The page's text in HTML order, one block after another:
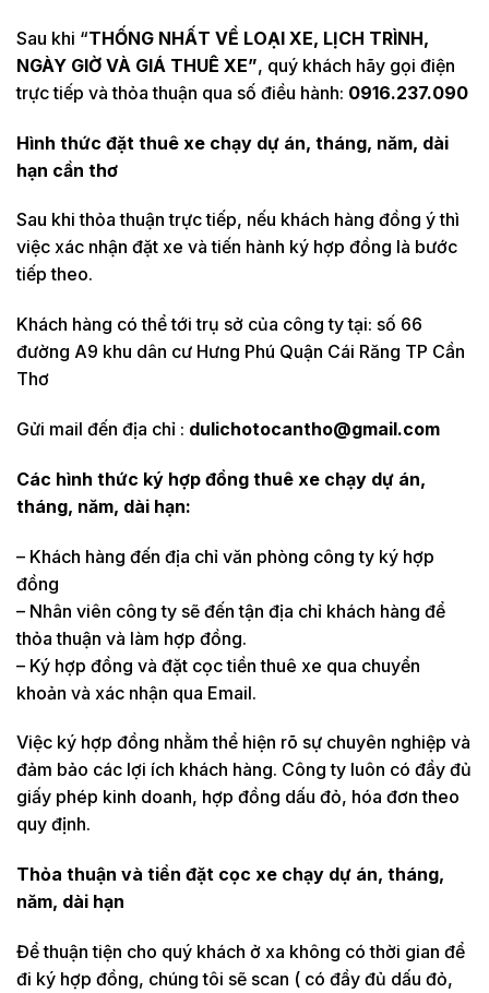
Sau khi “THỐNG NHẤT VỀ LOẠI XE, LỊCH TRÌNH,
NGÀY GIỜ VÀ GIÁ THUÊ XE”, quý khách hãy gọi điện
trực tiếp và thỏa thuận qua số điều hành: 0916.237.090
Hình thức đặt thuê xe chạy dự án, tháng, năm, dài
hạn cần thơ
Sau khi thỏa thuận trực tiếp, nếu khách hàng đồng ý thì
việc xác nhận đặt xe và tiến hành ký hợp đồng là bước
tiếp theo.
Khách hàng có thể tới trụ sở của công ty tại: số 66
đường A9 khu dân cư Hưng Phú Quận Cái Răng TP Cần
Thơ
Gửi mail đến địa chỉ : dulichotocantho@gmail.com
Các hình thức ký hợp đồng thuê xe chạy dự án,
tháng, năm, dài hạn:
– Khách hàng đến địa chỉ văn phòng công ty ký hợp
đồng
– Nhân viên công ty sẽ đến tận địa chỉ khách hàng để
thỏa thuận và làm hợp đồng.
– Ký hợp đồng và đặt cọc tiền thuê xe qua chuyển
khoản và xác nhận qua Email.
Việc ký hợp đồng nhằm thể hiện rõ sự chuyên nghiệp và
đảm bảo các lợi ích khách hàng. Công ty luôn có đầy đủ
giấy phép kinh doanh, hợp đồng dấu đỏ, hóa đơn theo
quy định.
Thỏa thuận và tiền đặt cọc xe chạy dự án, tháng,
năm, dài hạn
Để thuận tiện cho quý khách ở xa không có thời gian để
đi ký hợp đồng, chúng tôi sẽ scan ( có đầy đủ dấu đỏ,